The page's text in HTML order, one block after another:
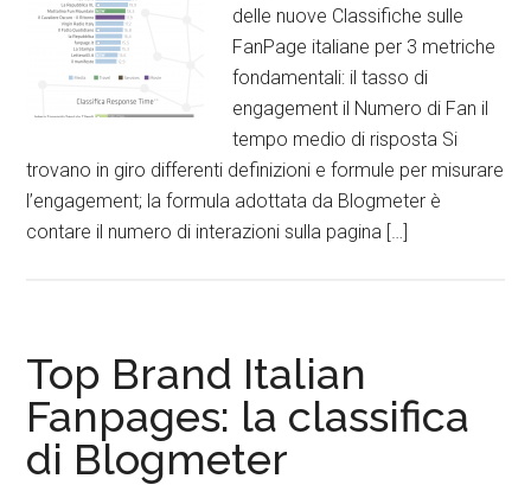
delle nuove Classifiche sulle
FanPage italiane per 3 metriche
fondamentali: il tasso di
engagement il Numero di Fan il
tempo medio di risposta Si
trovano in giro differenti definizioni e formule per misurare
l’engagement; la formula adottata da Blogmeter è
contare il numero di interazioni sulla pagina […]
Top Brand Italian
Fanpages: la classifica
di Blogmeter